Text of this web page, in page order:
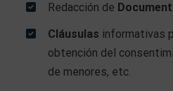
Redacción de
Cláusulas informativas
obtención del
de menores, etc.